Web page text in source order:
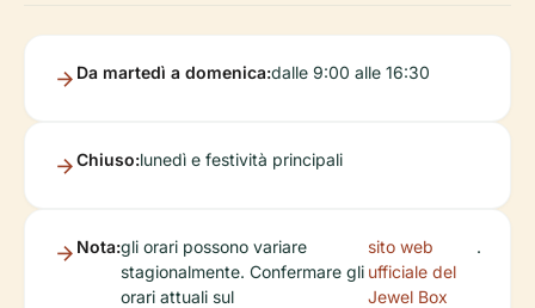
Da martedì a domenica:dalle 9:00 alle 16:30
Chiuso:lunedì e festività principali
Nota:gli orari possono variare
stagionalmente. Confermare gli
orari attuali sul
sito web
ufficiale del
Jewel Box
.